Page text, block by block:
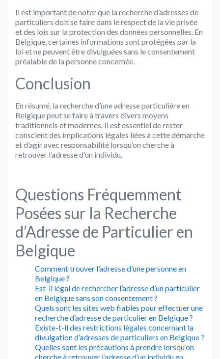
Il est important de noter que la recherche d’adresses de
particuliers doit se faire dans le respect de la vie privée
et des lois sur la protection des données personnelles. En
Belgique, certaines informations sont protégées par la
loi et ne peuvent être divulguées sans le consentement
préalable de la personne concernée.
Conclusion
En résumé, la recherche d’une adresse particulière en
Belgique peut se faire à travers divers moyens
traditionnels et modernes. Il est essentiel de rester
conscient des implications légales liées à cette démarche
et d’agir avec responsabilité lorsqu’on cherche à
retrouver l’adresse d’un individu.
Questions Fréquemment
Posées sur la Recherche
d’Adresse de Particulier en
Belgique
Comment trouver l’adresse d’une personne en
Belgique ?
Est-il légal de rechercher l’adresse d’un particulier
en Belgique sans son consentement ?
Quels sont les sites web fiables pour effectuer une
recherche d’adresse de particulier en Belgique ?
Existe-t-il des restrictions légales concernant la
divulgation d’adresses de particuliers en Belgique ?
Quelles sont les précautions à prendre lorsqu’on
cherche à retrouver l’adresse d’un individu en